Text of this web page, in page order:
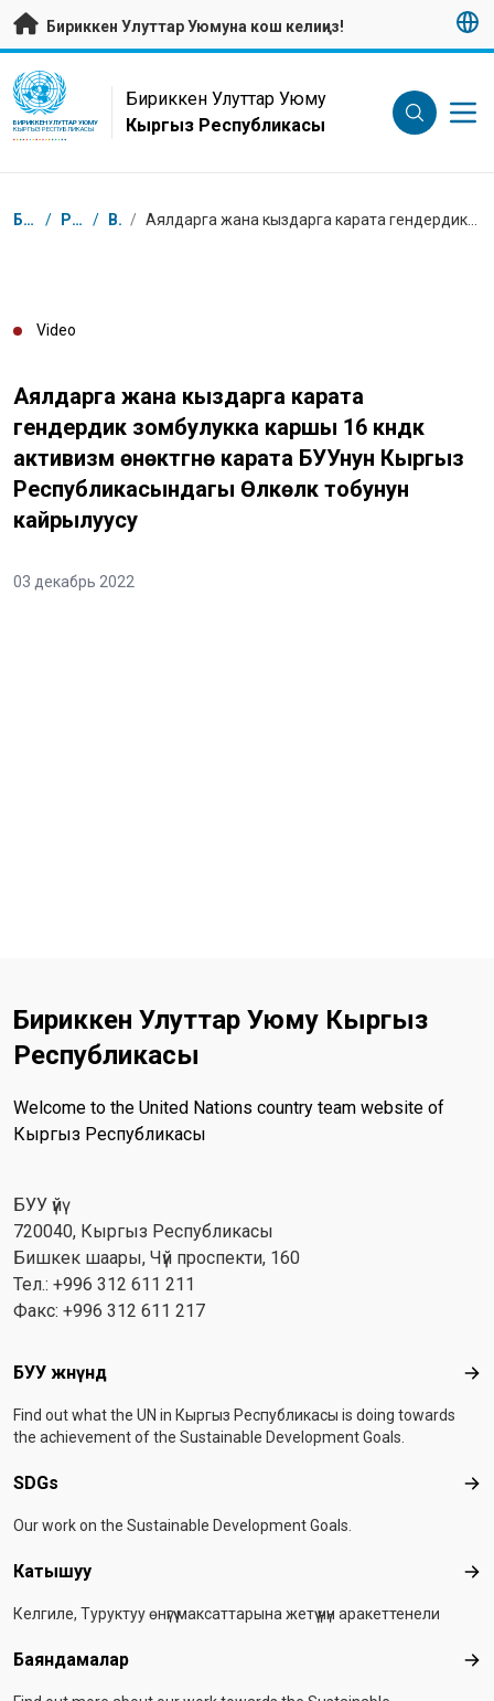
Негизги мазмунуна өтүү
Бириккен Улуттар Уюмуна кош келиңиз!
UN Logo
БИРИККЕН УЛУТТАР УЮМУ
КЫРГЫЗ РЕСПУБЛИКАСЫ
Бириккен Улуттар Уюму
Кыргыз Республикасы
Breadcrumb
Башкы бет / Ресурстар / Видео /
Video
Аялдарга жана кыздарга карата
гендердик зомбулукка каршы 16 күндүк
активизм өнөктүгүнө карата БУУнун Кыргыз
Республикасындагы Өлкөлүк тобунун
кайрылуусу
03 декабрь 2022
Бириккен Улуттар Уюму Кыргыз
Республикасы
Welcome to the United Nations country team website of
Кыргыз Республикасы
БУУ үйү
720040, Кыргыз Республикасы
Бишкек шаары, Чүй проспекти, 160
Тел.: +996 312 611 211
Факс: +996 312 611 217
Footer menu
БУУ жөнүндө
Find out what the UN in Кыргыз Республикасы is doing towards
the achievement of the Sustainable Development Goals.
SDGs
Our work on the Sustainable Development Goals.
Катышуу
Келгиле, Туруктуу өнүгүү максаттарына жетүү үчүн аракеттенели
Баяндамалар